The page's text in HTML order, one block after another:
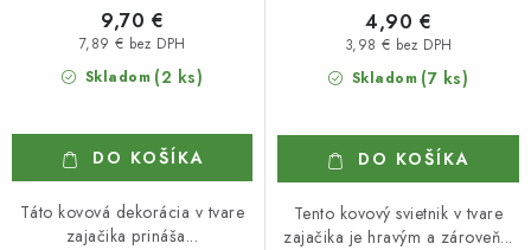
Skladom (2 ks)
7,89 € bez DPH
9,70 €
DO KOŠÍKA
Táto kovová dekorácia v tvare
zajačika prináša...
Skladom (7 ks)
3,98 € bez DPH
4,90 €
DO KOŠÍKA
Tento kovový svietnik v tvare
zajačika je hravým a zároveň...